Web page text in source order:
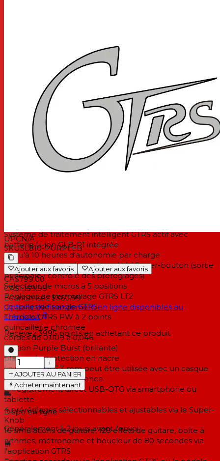
contrôle sans fil (via la pédale sans fil GWF4 en option).
L'application gratuite GTRS fonctionne comme un
logiciel d'édition pour la guitare GTRS.
version pour droitier
échelle de 25,5 pouces (647,7 mm)
construction boulonnée
table en érable flammé
Corps en acajou
Manche 5 pièces en érable torréfié/palissandre (profil C
standard) avec finition satinée naturelle
touche en palissandre
Rayon de touche de 12 pouces
Système de traitement intelligent GTRS actif avec
batterie Li-ion GLB-P1 intégrée
jusqu'à 10 heures d'autonomie par charge
commandes de volume / tonalité / Super-bouton (sortie
principale / contrôle des préréglages)
Sélecteur de micros à 5 positions
Réglages de verrouillage GTRS LT2
goupilles de sangle GTRS
Trémolo GTRS PW à 2 points
quincaillerie chromée
cordes de 0,009 à 0,046
Finition Purple Burst (brillante)
plaque de protection en nacre
La sortie jack 6,3 mm peut être utilisée avec un casque
pour s'entraîner en silence.
Enregistrement direct USB-OTG via smartphone ou
tablette
4 préréglages sélectionnables et ajustables via le Super-
Knob
16 simulations de guitare, 128 effets de guitare, boîte à
rythmes, métronome et boucleur de 80 secondes via
l'application GTRS
UPCN/A
SKUSL810-PURPLEB
Ajouter aux favoris Ajouter aux favoris
CA$799.00
CA$1,159.99
Économisez $360.99
Options de financement en ligne disponibles au
checkout
Recevez 3995 points en achetant ce produit
−
+
AJOUTER AU PANIER
Acheter maintenant
Dispo en ligne
Généralement 1-2 joursavant l'envoi